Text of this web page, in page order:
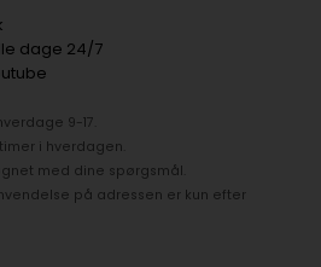
dage 24/7
9-17.
i hverdagen.
med dine spørgsmål.
på adressen er kun efter